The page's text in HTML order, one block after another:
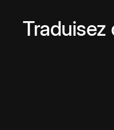
Traduisez